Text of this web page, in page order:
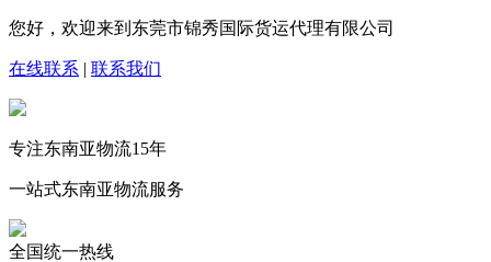
您好，欢迎来到东莞市锦秀国际货运代理有限公司
在线联系 | 联系我们
专注东南亚物流15年
一站式东南亚物流服务
全国统一热线